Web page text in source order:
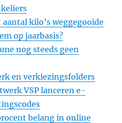
kilo’s weggegooide
op jaarbasis?
nog steeds geen
en verkiezingsfolders
VSP lanceren e-
belang in online